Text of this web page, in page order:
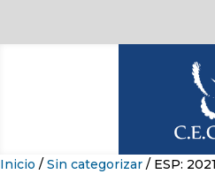
Inicio / Sin categorizar / ESP: